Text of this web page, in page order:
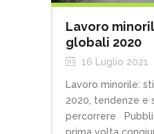
Lavoro
globali 2020
16 Luglio 2021
Lavoro minorile:
2020, tendenze e
percorrere